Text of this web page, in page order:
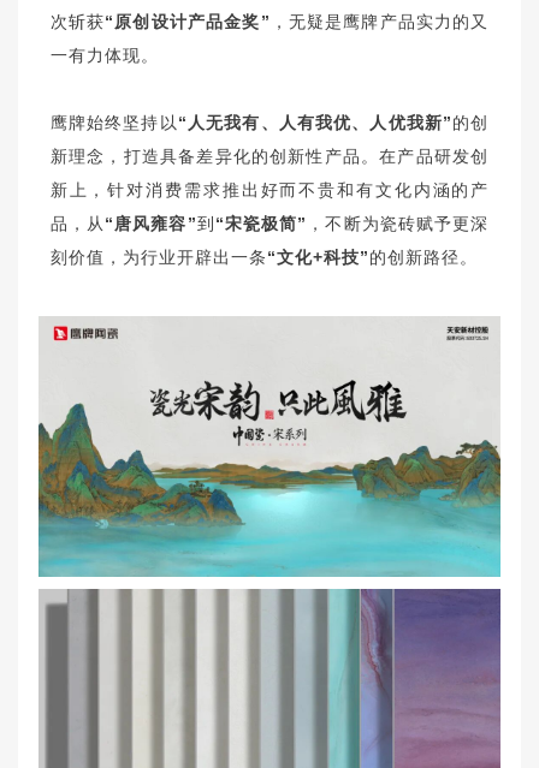
次斩获“原创设计产品金奖” ，无疑是鹰牌产品实力的又
一有力体现。
鹰牌始终坚持以 “人无我有、人有我优、人优我新”的创
新理念，打造具备差异化的创新性产品。在产品研发创
新上，针对消费需求推出好而不贵和有文化内涵的产
品，从 “唐风雍容”到 “宋瓷极简” ，不断为瓷砖赋予更深
刻价值，为行业开辟出一条“文化+科技”的创新路径。